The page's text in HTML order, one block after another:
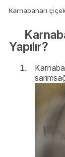
Karnabaharı
Yapılır?